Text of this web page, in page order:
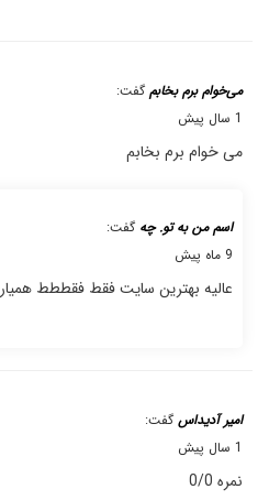
می‌خوام برم بخابم گفت:
1 سال پیش
می خوام برم بخابم
اسم من به تو. چه گفت:
9 ماه پیش
عالیه بهترین سایت فقط فقططط همیار
امیر آدیداس گفت:
1 سال پیش
نمره 0/0